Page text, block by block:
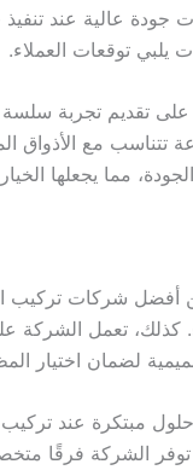
جودة عالية عند
توقعات العملاء.
تقديم تجربة سلسة
مع الأذواق
مما يجعلها
أفضل شركات تركيب
كذلك، تعمل الشركة
لضمان اختيار
مبتكرة عند
الشركة فرقًا